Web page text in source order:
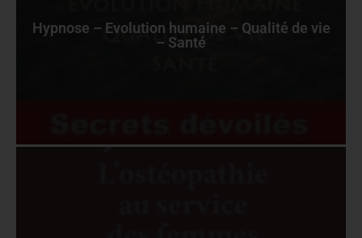
Hypnose – Evolution humaine – Qualité de vie
– Santé